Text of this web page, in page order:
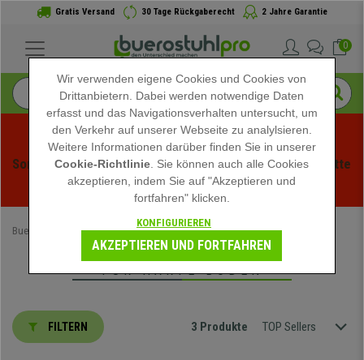
Gratis Versand 30 Tage Rückgaberecht 2 Jahre Garantie
0
Sommerschlussverauf bei buerstuhlpro! Exklusive Rabatte
für kurze Zeit - Aktion ansehen -
Buerostuhlpro Büromöbel Stuhlmatten Für harte Boden
FÜR HARTE BODEN
FILTERN 3 Produkte TOP Sellers
Wir verwenden eigene Cookies und Cookies von
Drittanbietern. Dabei werden notwendige Daten
erfasst und das Navigationsverhalten untersucht, um
den Verkehr auf unserer Webseite zu analylsieren.
Weitere Informationen darüber finden Sie in unserer
Cookie-Richtlinie . Sie können auch alle Cookies
akzeptieren, indem Sie auf "Akzeptieren und
fortfahren" klicken.
KONFIGURIEREN
AKZEPTIEREN UND FORTFAHREN